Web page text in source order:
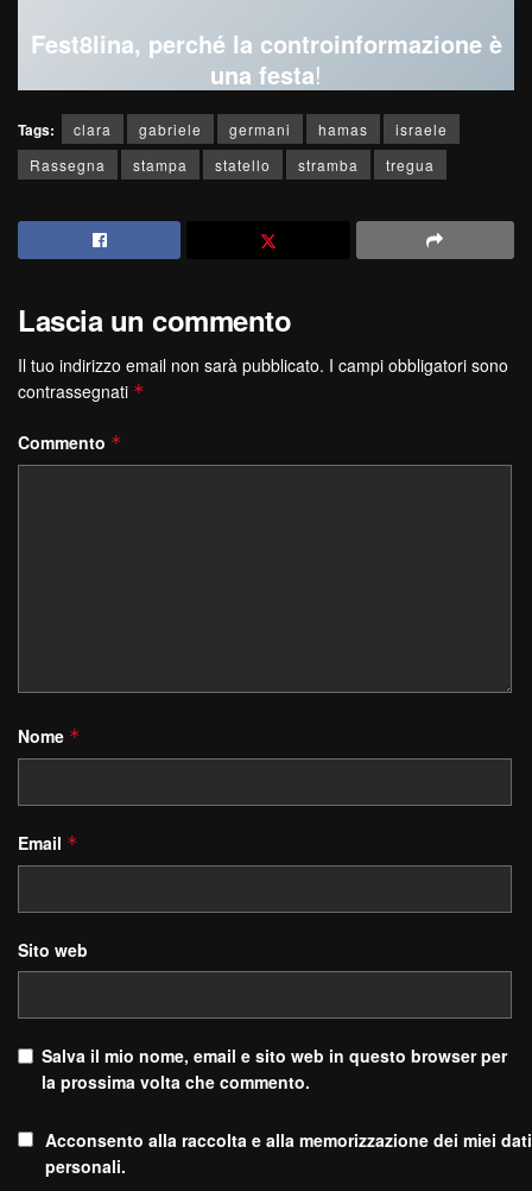
Fest8lina, perché la controinformazione è
una festa!
Tags: clara gabriele germani hamas
israele
Rassegna
stampa statello stramba tregua
Lascia un commento
Il tuo indirizzo email non sarà pubblicato. I campi obbligatori sono
contrassegnati *
Commento *
Nome *
Email *
Sito web
Salva il mio nome, email e sito web in questo browser per
la prossima volta che commento.
Acconsento alla raccolta e alla memorizzazione dei miei dati
personali.